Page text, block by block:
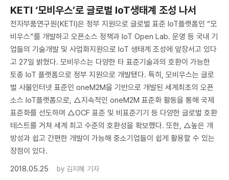
KETI ‘모비우스’로 글로벌 IoT생태계 조성 나서
​전자부품연구원(KETI)은 정부 지원으로 글로벌 표준 IoT플랫폼인 “모
비우스”를 개발하고 오픈소스 정책과 IoT Open Lab. 운영 등 국내 기
업들의 기술개발 및 사업화지원으로 IoT 생태계 조성에 앞장서고 있다
고 27일 밝혔다. 모비우스는 다양한 타 표준기술과의 호환이 가능한
토종 IoT 플랫폼으로 정부 지원으로 개발됐다. 특히, 모비우스는 글로
벌 사물인터넷 표준인 oneM2M을 기반으로 개발된 세계최초의 오픈
소스 IoT플랫폼으로, △지속적인 oneM2M 표준화 활동을 통해 국제
표준화를 선도하며 △OCF 표준 및 비표준기기 등 다양한 글로벌 호환
테스트를 거쳐 세계 최고 수준의 호환성을 확보했다. 또한, △높은 개
방성과 쉽고 간편한 개발이 가능해 중소기업들이 쉽게 활용할 수 있는
장점이 있다.
2018.05.25
by 김지혜 기자